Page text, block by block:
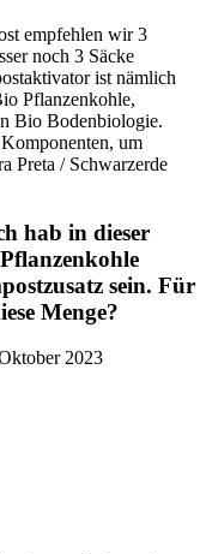
empfehlen wir 3
noch 3 Säcke
ist nämlich
Pflanzenkohle,
Bio Bodenbiologie.
um
Preta / Schwarzerde
hab in dieser
sein. Für
Menge?
2023